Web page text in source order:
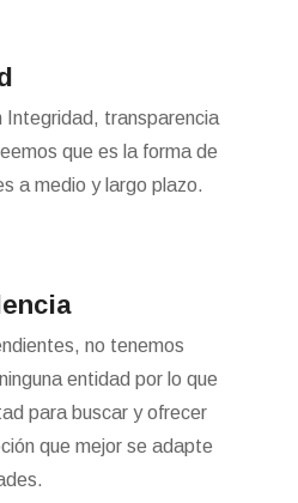
Integridad, transparencia
que es la forma de
a medio y largo plazo.
no tenemos
entidad por lo que
para buscar y ofrecer
que mejor se adapte